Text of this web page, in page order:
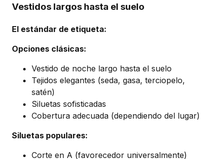
Vestidos largos hasta el suelo
El estándar de etiqueta:
Opciones clásicas:
Vestido de noche largo hasta el suelo
Tejidos elegantes (seda, gasa, terciopelo,
satén)
Siluetas sofisticadas
Cobertura adecuada (dependiendo del lugar)
Siluetas populares:
Corte en A (favorecedor universalmente)